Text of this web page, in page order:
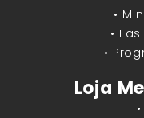
•
•
•
Loja